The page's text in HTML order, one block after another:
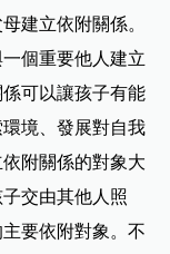
建立依附關係。
個重要他人建立
可以讓孩子有能
境、發展對自我
附關係的對象大
交由其他人照
要依附對象。不